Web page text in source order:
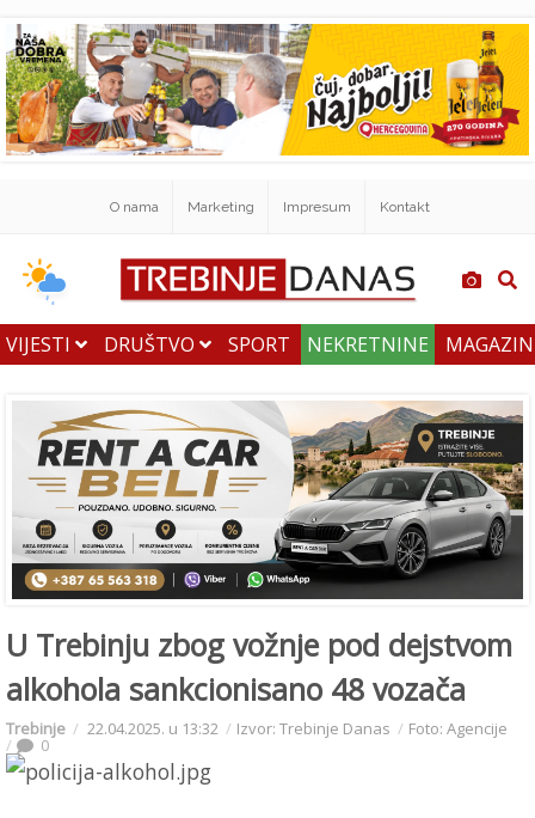
O nama Marketing Impresum Kontakt
VIJESTI DRUŠTVO SPORT NEKRETNINE
U Trebinju zbog vožnje pod dejstvom
alkohola sankcionisano 48 vozača
Trebinje 22.04.2025. u 13:32 Izvor: Trebinje Danas Foto: Agencije
0